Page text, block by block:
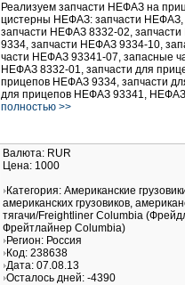
Реализуем запчасти НЕФАЗ на
цистерны НЕФАЗ: запчасти
запчасти НЕФАЗ 8332-02,
9334, запчасти НЕФАЗ 9334-10,
части НЕФАЗ 93341-07, запасные
НЕФАЗ 8332-01, запчасти для
прицепов НЕФАЗ 9334, запчасти
для прицепов НЕФАЗ 93341,
полностью >>
Валюта: RUR
Цена: 1000
Категория: Американские
американских грузовиков,
тягачи/Freightliner Columbia
Фрейтлайнер Columbia)
Регион: Россия
Код: 238638
Дата: 07.08.13
Осталось дней: -4390